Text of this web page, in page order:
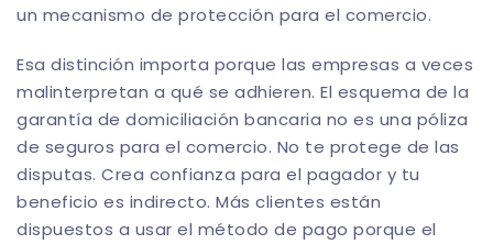
un mecanismo de protección para el comercio.
Esa distinción importa porque las empresas a veces
malinterpretan a qué se adhieren. El esquema de la
garantía de domiciliación bancaria no es una póliza
de seguros para el comercio. No te protege de las
disputas. Crea confianza para el pagador y tu
beneficio es indirecto. Más clientes están
dispuestos a usar el método de pago porque el